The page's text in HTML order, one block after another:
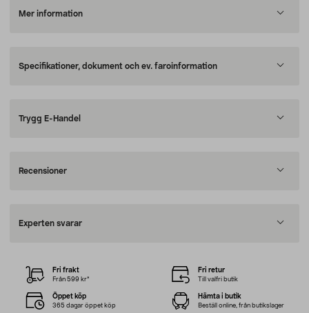
Mer information
Specifikationer, dokument och ev. faroinformation
Trygg E-Handel
Recensioner
Experten svarar
Fri frakt
Från 599 kr*
Fri retur
Till valfri butik
Öppet köp
365 dagar öppet köp
Hämta i butik
Beställ online, från butikslager